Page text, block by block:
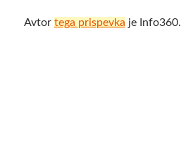
Avtor tega prispevka je Info360.